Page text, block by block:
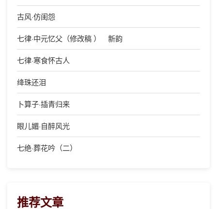
古风·仿闺怨
七律·中元忆父（修改稿 ） 新韵
七律·寒食怀古人
绛珠还泪
卜算子·插青归来
眼儿媚·自醉风光
七绝·葬花吟（二）
推荐文章